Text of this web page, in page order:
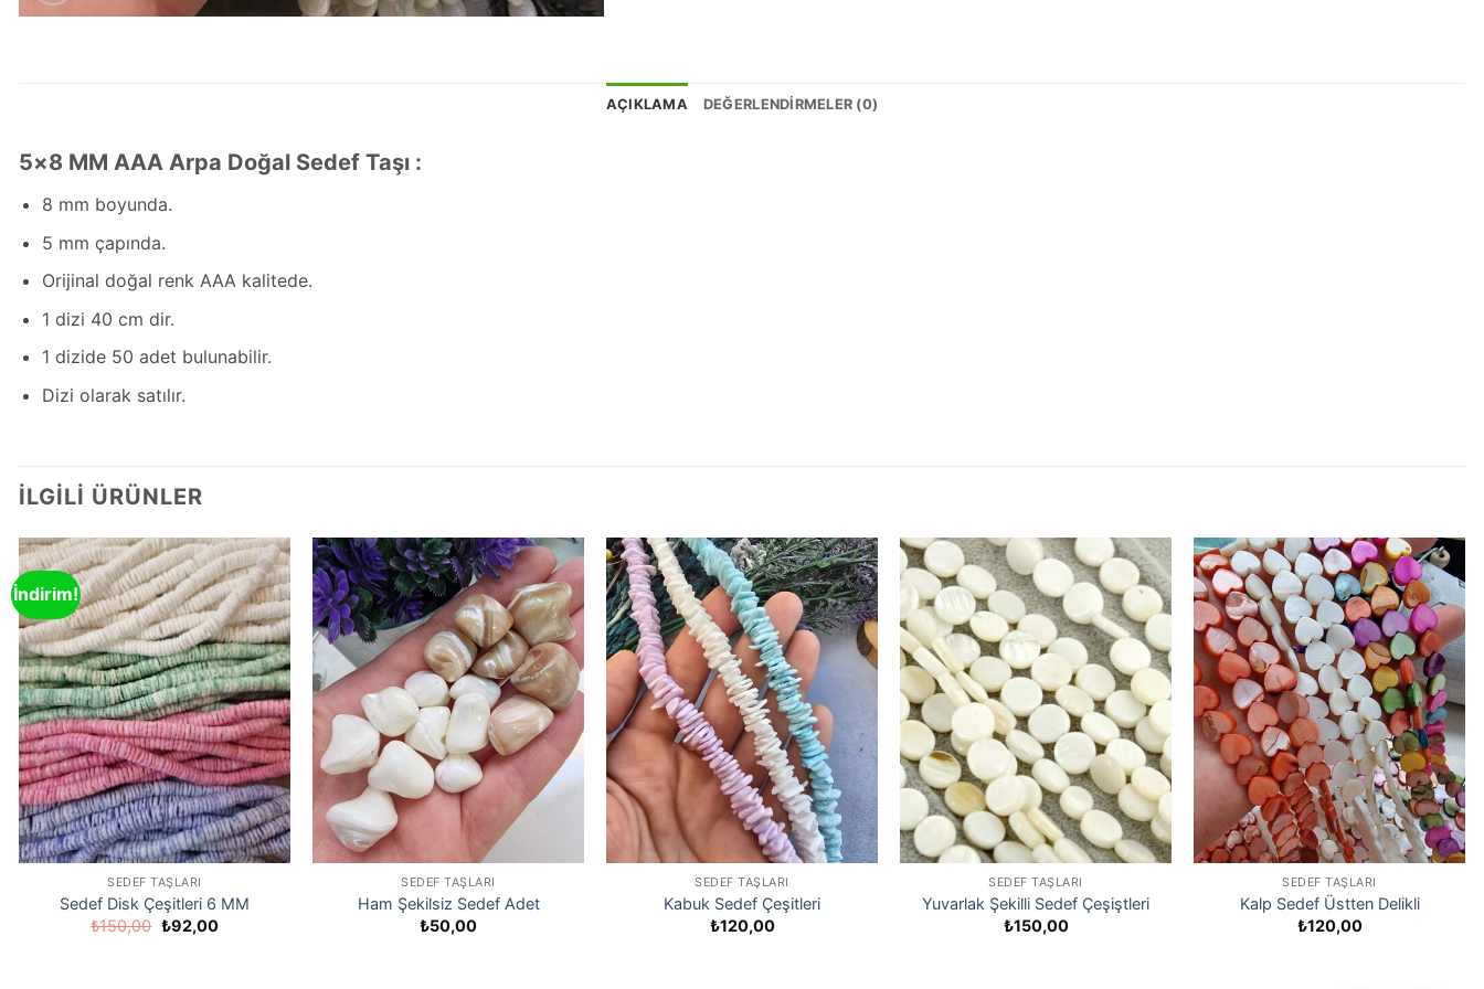
AÇIKLAMA DEĞERLENDIRMELER (0)
5×8 MM AAA Arpa Doğal Sedef Taşı :
8 mm boyunda.
5 mm çapında.
Orijinal doğal renk AAA kalitede.
1 dizi 40 cm dir.
1 dizide 50 adet bulunabilir.
Dizi olarak satılır.
İLGILI ÜRÜNLER
İndirim!
SEDEF TAŞLARI
Sedef Disk Çeşitleri 6 MM
₺150,00 Orijinal
fiyat:
₺92,00Şu
SEDEF TAŞLARI
Ham Şekilsiz Sedef Adet
₺50,00
SEDEF TAŞLARI
Kabuk Sedef Çeşitleri
₺120,00
SEDEF TAŞLARI
Yuvarlak Şekilli Sedef Çeşiştleri
₺150,00
SEDEF TAŞLARI
Kalp Sedef Üstten Delikli
₺120,00